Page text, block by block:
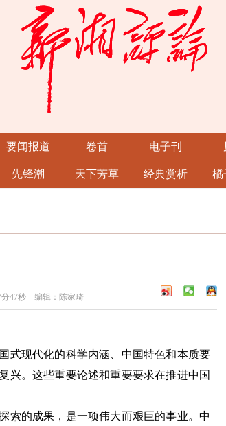
要闻报道 卷首 电子刊
先锋潮 天下芳草 经典赏析 橘
分47秒 编辑：陈家琦
式现代化的科学内涵、中国特色和本质要
兴。这些重要论述和重要要求在推进中国
索的成果，是一项伟大而艰巨的事业。中